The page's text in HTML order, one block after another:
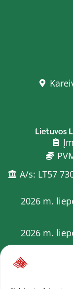
Lietuvos
A/s: LT57
2026 m.
2026 m.
2026 m. liepos